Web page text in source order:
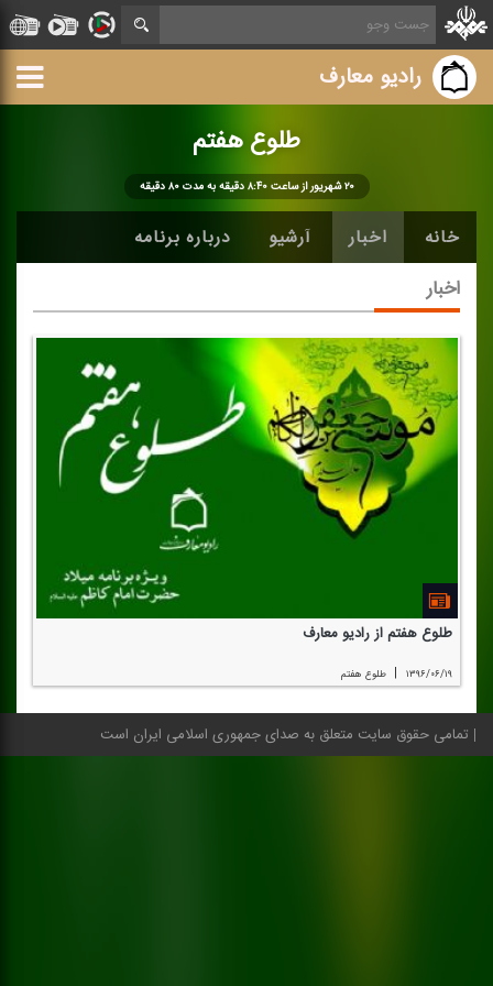
رادیو معارف
طلوع هفتم
۲۰ شهریور از ساعت ۸:۴۰ دقیقه به مدت ۸۰ دقیقه
خانه اخبار آرشیو درباره برنامه
اخبار
طلوع هفتم از رادیو معارف
۱۳۹۶/۰۶/۱۹ | طلوع هفتم
تمامی حقوق سایت متعلق به صدای جمهوری اسلامی ایران است